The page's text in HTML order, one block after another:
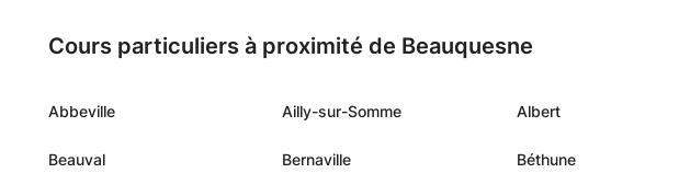
Cours particuliers à proximité de Beauquesne
Abbeville Ailly-sur-Somme Albert
Beauval Bernaville Béthune